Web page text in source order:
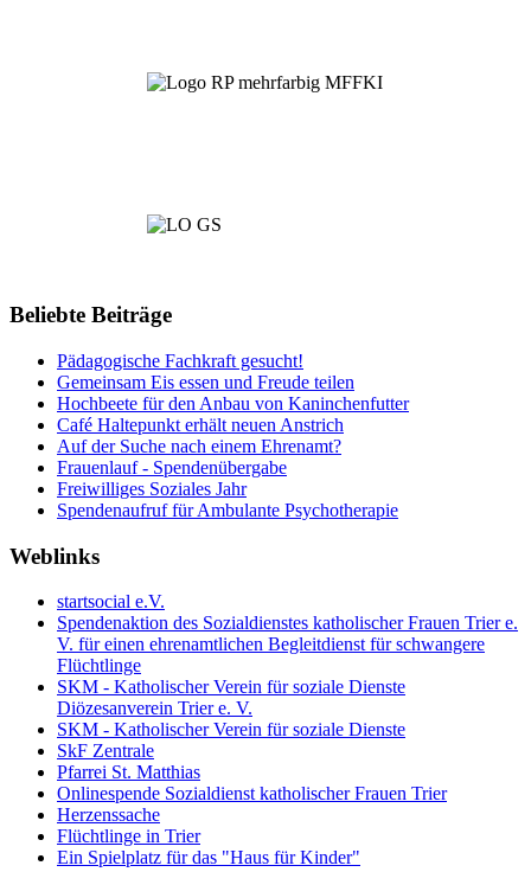
Beliebte Beiträge
Pädagogische Fachkraft gesucht!
Gemeinsam Eis essen und Freude teilen
Hochbeete für den Anbau von Kaninchenfutter
Café Haltepunkt erhält neuen Anstrich
Auf der Suche nach einem Ehrenamt?
Frauenlauf - Spendenübergabe
Freiwilliges Soziales Jahr
Spendenaufruf für Ambulante Psychotherapie
Weblinks
startsocial e.V.
Spendenaktion des Sozialdienstes katholischer Frauen Trier e.
V. für einen ehrenamtlichen Begleitdienst für schwangere
Flüchtlinge
SKM - Katholischer Verein für soziale Dienste
Diözesanverein Trier e. V.
SKM - Katholischer Verein für soziale Dienste
SkF Zentrale
Pfarrei St. Matthias
Onlinespende Sozialdienst katholischer Frauen Trier
Herzenssache
Flüchtlinge in Trier
Ein Spielplatz für das "Haus für Kinder"